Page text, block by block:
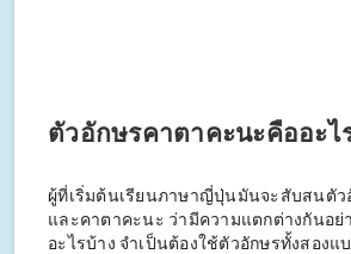
ตัวอักษรคาตาคะนะคืออะไ
ผู้ที่เริ่มต้นเรียนภาษาญี่ปุ่นมันจะสับสนตัว
และคาตาคะนะ ว่ามีความแตกต่างกันอย่
อะไรบ้าง จำเป็นต้องใช้ตัวอักษรทั้งสองแ